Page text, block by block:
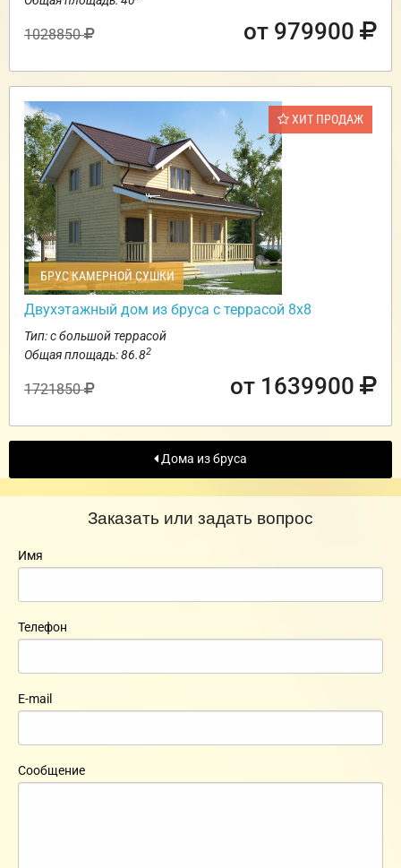
1028850 от 979900
ХИТ ПРОДАЖ
БРУС КАМЕРНОЙ СУШКИ
Двухэтажный дом из бруса с террасой 8х8
Тип: с большой террасой
Общая площадь: 86.82
1721850 от 1639900
Дома из бруса
Заказать или задать вопрос
Имя
Телефон
E-mail
Сообщение